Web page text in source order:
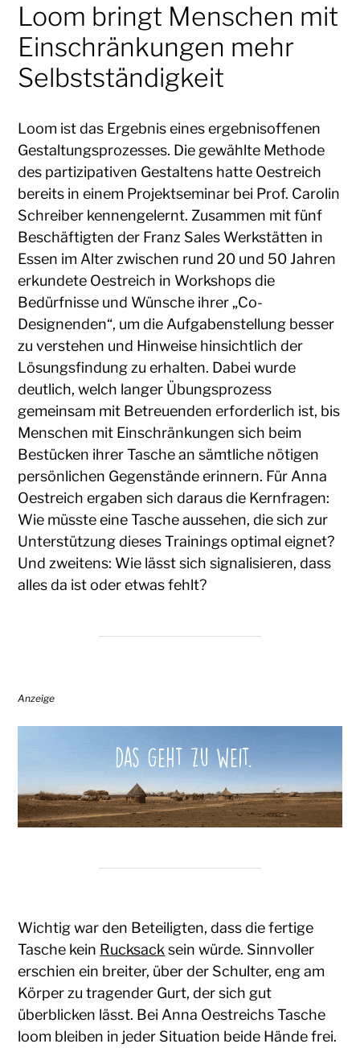
Loom bringt Menschen mit
Einschränkungen mehr
Selbstständigkeit
Loom ist das Ergebnis eines ergebnisoffenen
Gestaltungsprozesses. Die gewählte Methode
des partizipativen Gestaltens hatte Oestreich
bereits in einem Projektseminar bei Prof. Carolin
Schreiber kennengelernt. Zusammen mit fünf
Beschäftigten der Franz Sales Werkstätten in
Essen im Alter zwischen rund 20 und 50 Jahren
erkundete Oestreich in Workshops die
Bedürfnisse und Wünsche ihrer „Co-
Designenden“, um die Aufgabenstellung besser
zu verstehen und Hinweise hinsichtlich der
Lösungsfindung zu erhalten. Dabei wurde
deutlich, welch langer Übungsprozess
gemeinsam mit Betreuenden erforderlich ist, bis
Menschen mit Einschränkungen sich beim
Bestücken ihrer Tasche an sämtliche nötigen
persönlichen Gegenstände erinnern. Für Anna
Oestreich ergaben sich daraus die Kernfragen:
Wie müsste eine Tasche aussehen, die sich zur
Unterstützung dieses Trainings optimal eignet?
Und zweitens: Wie lässt sich signalisieren, dass
alles da ist oder etwas fehlt?
Anzeige
Wichtig war den Beteiligten, dass die fertige
Tasche kein Rucksacksein würde. Sinnvoller
erschien ein breiter, über der Schulter, eng am
Körper zu tragender Gurt, der sich gut
überblicken lässt. Bei Anna Oestreichs Tasche
loom bleiben in jeder Situation beide Hände frei.